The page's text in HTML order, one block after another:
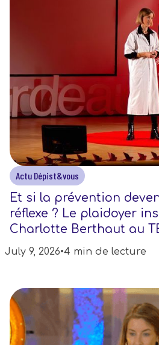
Actu Dépist&vous
Et si la prévention
réflexe ? Le plaidoyer
Charlotte Berthaut au
July 9, 2026•4 min de lecture